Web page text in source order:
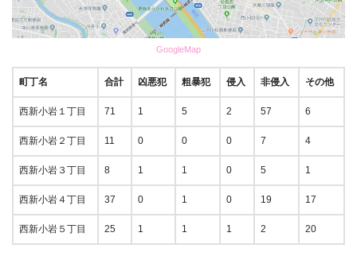
GoogleMap
町丁名 合計 凶悪犯 粗暴犯 侵入 非侵入 その他
西新小岩１丁目 71 1 5 2 57 6
西新小岩２丁目 11 0 0 0 7 4
西新小岩３丁目 8 1 1 0 5 1
西新小岩４丁目 37 0 1 0 19 17
西新小岩５丁目 25 1 1 1 2 20